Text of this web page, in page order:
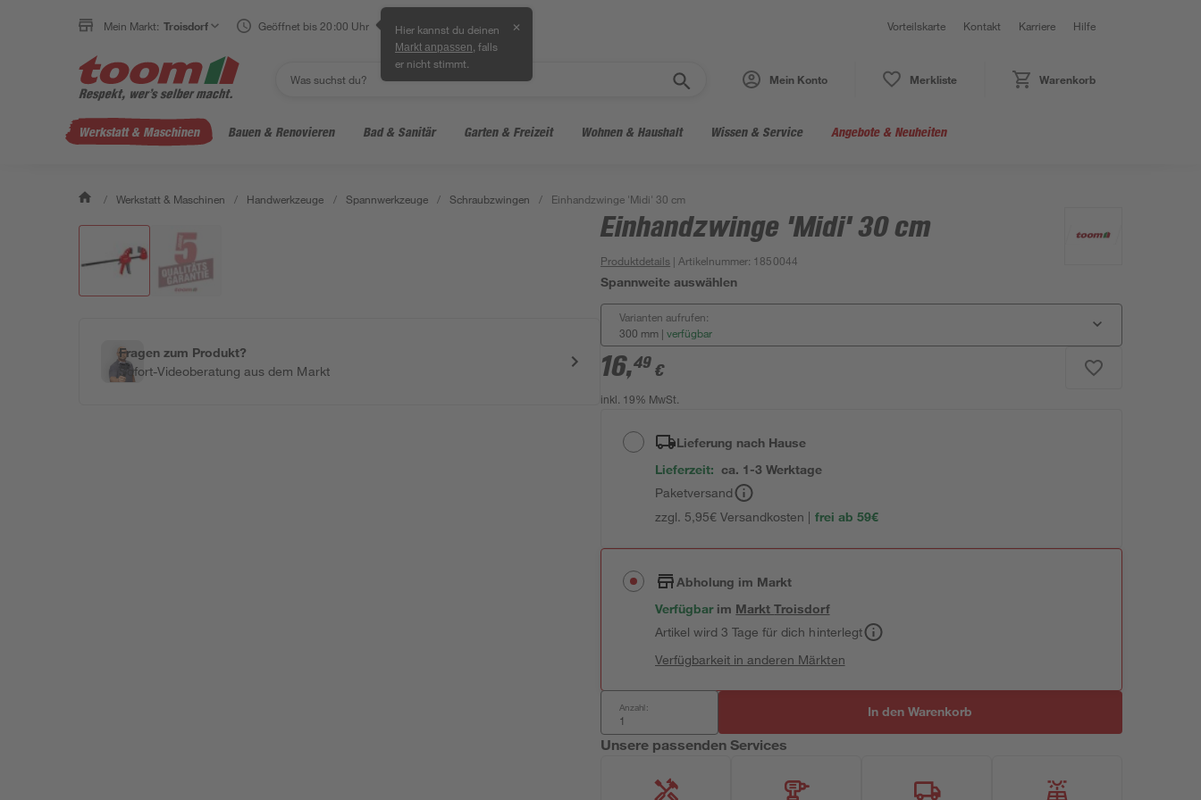
Mein Markt: Troisdorf Geöffnet bis 20:00 Uhr Hier kannst du deinen
Markt anpassen , falls
er nicht stimmt.
✕ Vorteilskarte Kontakt Karriere Hilfe
Mein Konto Merkliste Warenkorb
Werkstatt & Maschinen Bauen & Renovieren Bad & Sanitär Garten & Freizeit Wohnen & Haushalt Wissen & Service Angebote & Neuheiten
/ Werkstatt & Maschinen / Handwerkzeuge / Spannwerkzeuge / Schraubzwingen / Einhandzwinge 'Midi' 30 cm
Fragen zum Produkt?
Sofort-Videoberatung aus dem Markt
Einhandzwinge 'Midi' 30 cm
Produktdetails | Artikelnummer: 1850044
Spannweite auswählen
Varianten aufrufen:
300 mm | verfügbar
16,49 €
inkl. 19% MwSt.
Lieferung nach Hause
Lieferzeit: ca. 1-3 Werktage
Paketversand
zzgl. 5,95€ Versandkosten | frei ab 59€
Abholung im Markt
Verfügbar im MarktTroisdorf
Artikel wird 3 Tage für dich hinterlegt
Verfügbarkeit in anderen Märkten
Anzahl: In den Warenkorb
Unsere passenden Services